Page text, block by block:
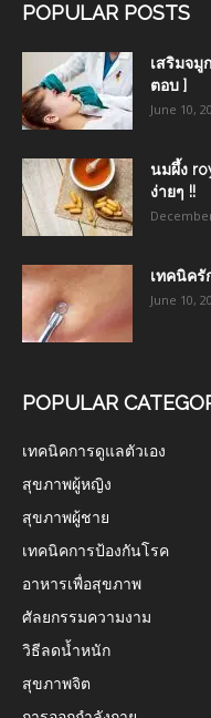
POPULAR POSTS
เสริมจมู
ตอบ ]
June 10,
นมผึ้ง
ง่ายๆ !!
เทคนิครั
June 10,
POPULAR
เทคนิคการดูแลตัวเอง
สุขภาพผู้หญิง
สุขภาพผู้ชาย
เทคนิคการป้องกันโรค
อาหารเพื่อสุขภาพ
ศัลยกรรมความงาม
วิธีลดน้ำหนัก
สุขภาพจิต